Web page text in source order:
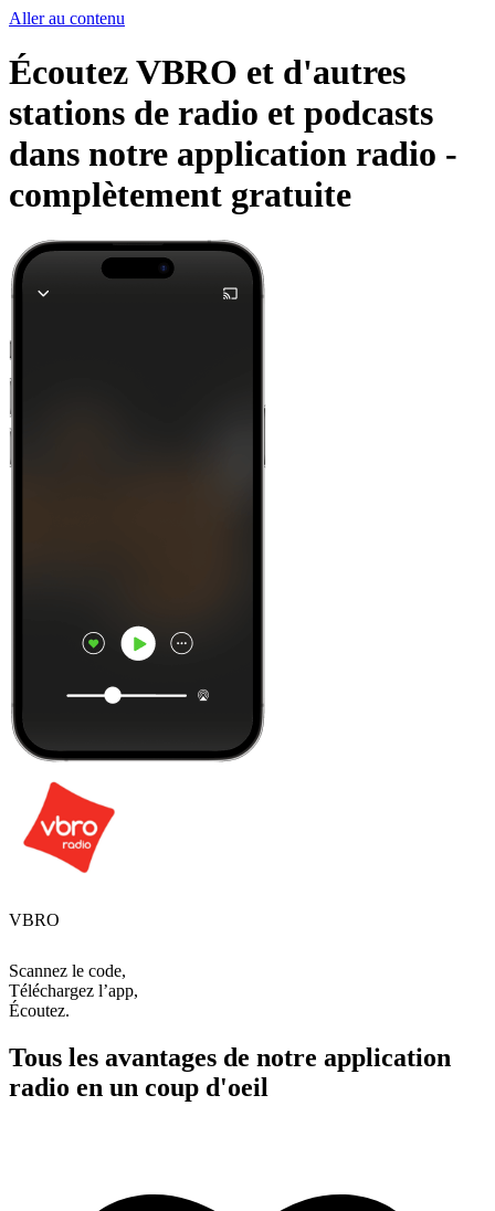
Aller au contenu
Écoutez VBRO et d'autres
stations de radio et podcasts
dans notre application radio -
complètement gratuite
VBRO
Scannez le code,
Téléchargez l’app,
Écoutez.
Tous les avantages de notre application
radio en un coup d'oeil